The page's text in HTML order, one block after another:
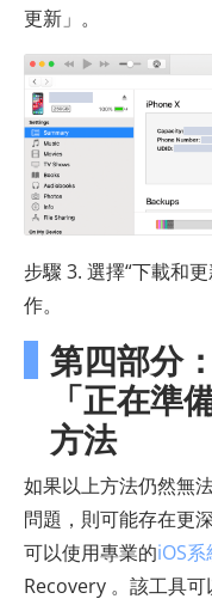
更新」。
步驟 3. 選擇“下載和
作。
第四部分
「正在準
方法
如果以上方法仍然無
問題，則可能存在更
可以使用專業的iOS
Recovery 。該工具